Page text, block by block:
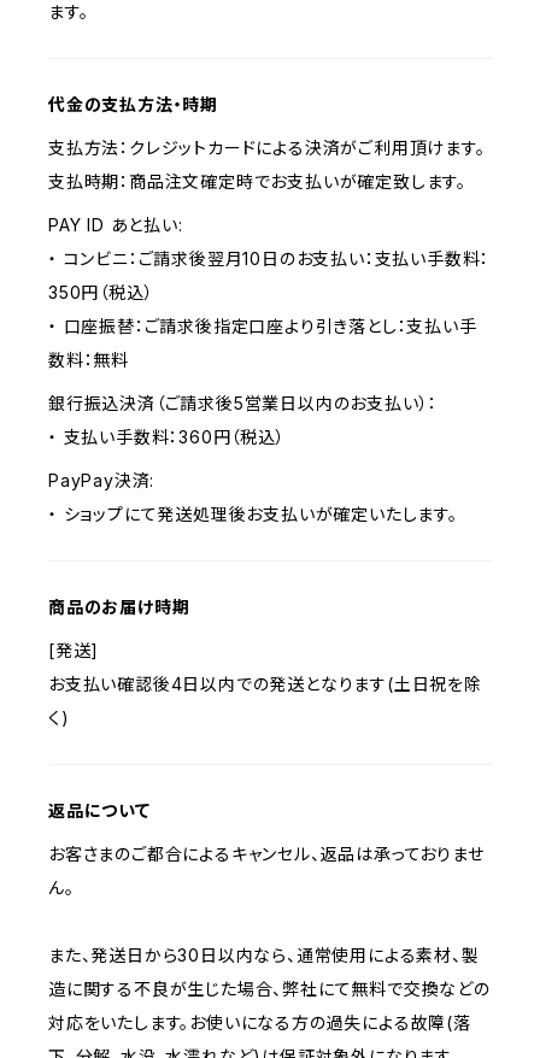
ます。
代金の支払方法・時期
支払方法：クレジットカードによる決済がご利用頂けます。
支払時期：商品注文確定時でお支払いが確定致します。
PAY ID あと払い:
・ コンビニ：ご請求後翌月10日のお支払い：支払い手数料：
350円（税込）
・ 口座振替：ご請求後指定口座より引き落とし：支払い手
数料：無料
銀行振込決済（ご請求後5営業日以内のお支払い）：
・ 支払い手数料：360円（税込）
PayPay決済:
・ ショップにて発送処理後お支払いが確定いたします。
商品のお届け時期
[発送]
お支払い確認後4日以内での発送となります(土日祝を除
く)
返品について
お客さまのご都合によるキャンセル、返品は承っておりませ
ん。
また、発送日から30日以内なら、通常使用による素材、製
造に関する不良が生じた場合、弊社にて無料で交換などの
対応をいたします。お使いになる方の過失による故障(落